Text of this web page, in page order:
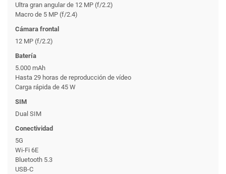
Ultra gran angular de 12 MP (f/2.2)
Macro de 5 MP (f/2.4)
Cámara frontal
12 MP (f/2.2)
Batería
5.000 mAh
Hasta 29 horas de reproducción de vídeo
Carga rápida de 45 W
SIM
Dual SIM
Conectividad
5G
Wi-Fi 6E
Bluetooth 5.3
USB-C